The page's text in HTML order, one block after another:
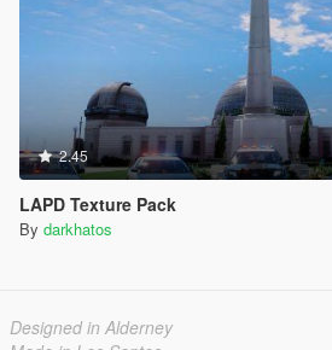
2.45
LAPD Texture Pack
By darkhatos
Designed in Alderney